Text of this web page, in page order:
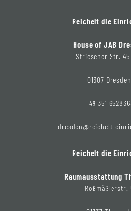
Reichelt die
House of JAB
Striesener Str. 45
01307 Dresden
+49 351
dresden@reichelt-
Reichelt die
Raumausstattung
Roßmäßlerstr.